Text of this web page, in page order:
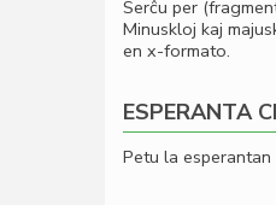
Serĉu per
Minuskloj kaj
en x-formato.
ESPERANTA
Petu la